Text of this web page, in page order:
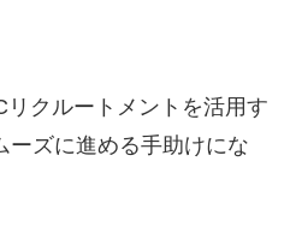
クルートメントを活用す
ーズに進める手助けにな